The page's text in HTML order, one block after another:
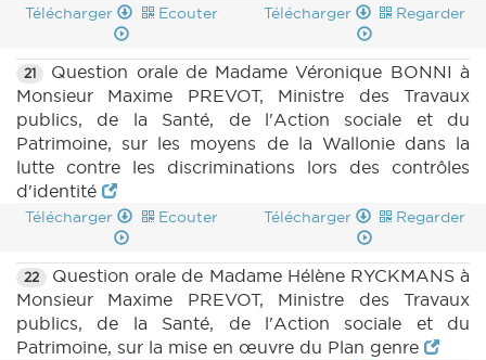
Télécharger Ecouter Télécharger Regarder
21
Question orale de Madame Véronique BONNI à
Monsieur Maxime PREVOT, Ministre des Travaux
publics, de la Santé, de l'Action sociale et du
Patrimoine, sur les moyens de la Wallonie dans la
lutte contre les discriminations lors des contrôles
d'identité
Télécharger Ecouter Télécharger Regarder
22
Question orale de Madame Hélène RYCKMANS à
Monsieur Maxime PREVOT, Ministre des Travaux
publics, de la Santé, de l'Action sociale et du
Patrimoine, sur la mise en œuvre du Plan genre